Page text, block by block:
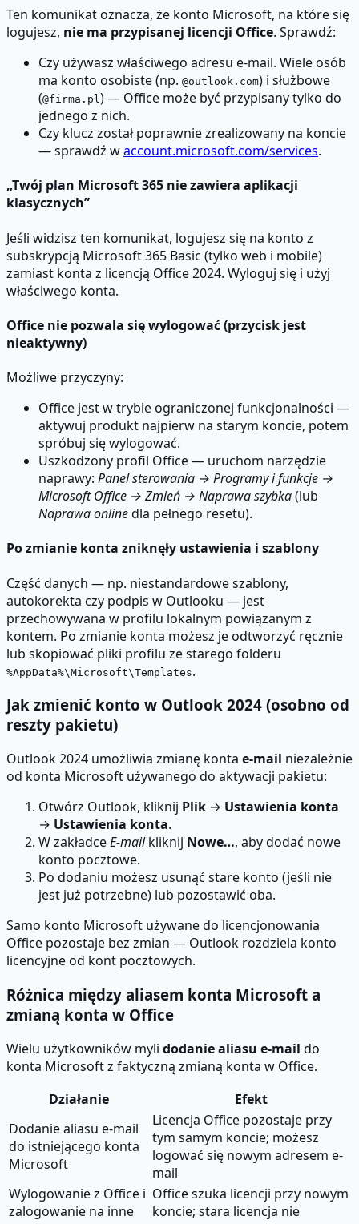
Ten komunikat oznacza, że konto Microsoft, na które się
logujesz, nie ma przypisanej licencji Office. Sprawdź:
Czy używasz właściwego adresu e-mail. Wiele osób
ma konto osobiste (np. @outlook.com) i służbowe
(@firma.pl) — Office może być przypisany tylko do
jednego z nich.
Czy klucz został poprawnie zrealizowany na koncie
— sprawdź waccount.microsoft.com/services.
„Twój plan Microsoft 365 nie zawiera aplikacji
klasycznych”
Jeśli widzisz ten komunikat, logujesz się na konto z
subskrypcją Microsoft 365 Basic (tylko web i mobile)
zamiast konta z licencją Office 2024. Wyloguj się i użyj
właściwego konta.
Office nie pozwala się wylogować (przycisk jest
nieaktywny)
Możliwe przyczyny:
Office jest w trybie ograniczonej funkcjonalności —
aktywuj produkt najpierw na starym koncie, potem
spróbuj się wylogować.
Uszkodzony profil Office — uruchom narzędzie
naprawy: Panel sterowania → Programy i funkcje →
Microsoft Office → Zmień → Naprawa szybka(lub
Naprawa onlinedla pełnego resetu).
Po zmianie konta zniknęły ustawienia i szablony
Część danych — np. niestandardowe szablony,
autokorekta czy podpis w Outlooku — jest
przechowywana w profilu lokalnym powiązanym z
kontem. Po zmianie konta możesz je odtworzyć ręcznie
lub skopiować pliki profilu ze starego folderu
%AppData%\Microsoft\Templates.
Jak zmienić konto w Outlook 2024 (osobno od
reszty pakietu)
Outlook 2024 umożliwia zmianę konta e-mail niezależnie
od konta Microsoft używanego do aktywacji pakietu:
Otwórz Outlook, kliknij Plik → Ustawienia konta
→ Ustawienia konta.
W zakładceE-mailkliknij Nowe…, aby dodać nowe
konto pocztowe.
Po dodaniu możesz usunąć stare konto (jeśli nie
jest już potrzebne) lub pozostawić oba.
Samo konto Microsoft używane do licencjonowania
Office pozostaje bez zmian — Outlook rozdziela konto
licencyjne od kont pocztowych.
Różnica między aliasem konta Microsoft a
zmianą konta w Office
Wielu użytkowników myli dodanie aliasu e-mail do
konta Microsoft z faktyczną zmianą konta w Office.
Działanie
Efekt
Dodanie aliasu e-mail
do istniejącego konta
Microsoft
Licencja Office pozostaje przy
tym samym koncie; możesz
logować się nowym adresem e-
mail
Wylogowanie z Office i
zalogowanie na inne
Office szuka licencji przy nowym
koncie; stara licencja nie